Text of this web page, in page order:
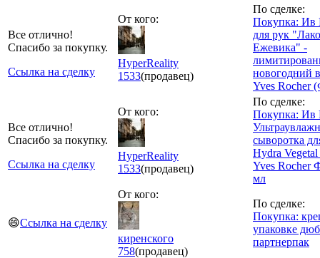
Все отлично!
Спасибо за покупку.
Ссылка на сделку
От кого:
HyperReality
1533(продавец)
По сделке:
Покупка: Ив
для рук
Ежевика" -
новогодний
Yves Rocher
Все отлично!
Спасибо за покупку.
Ссылка на сделку
От кого:
HyperReality
1533(продавец)
По сделке:
Покупка: Ив
сыворотка
Hydra
Yves Rocher
мл
😄Ссылка на сделку
От кого:
киренского
758(продавец)
По сделке:
Покупка:
упаковке
партнерпак